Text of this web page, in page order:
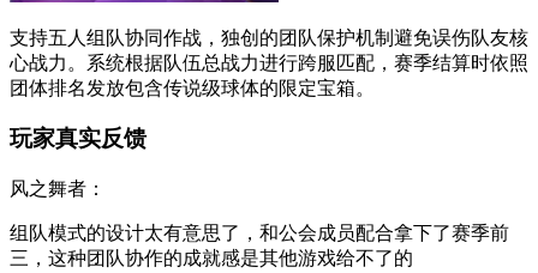
支持五人组队协同作战，独创的团队保护机制避免误伤队友核
心战力。系统根据队伍总战力进行跨服匹配，赛季结算时依照
团体排名发放包含传说级球体的限定宝箱。
玩家真实反馈
风之舞者：
组队模式的设计太有意思了，和公会成员配合拿下了赛季前
三，这种团队协作的成就感是其他游戏给不了的